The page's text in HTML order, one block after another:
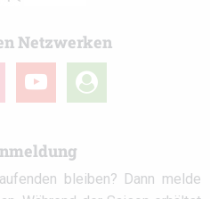
Netzwerken
youtube
user-
circle
bleiben? Dann melde